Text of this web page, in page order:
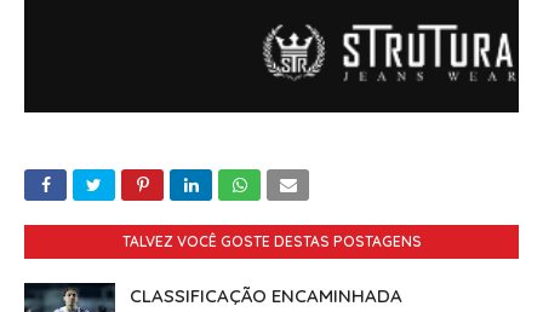
TALVEZ VOCÊ GOSTE DESTAS POSTAGENS
CLASSIFICAÇÃO ENCAMINHADA